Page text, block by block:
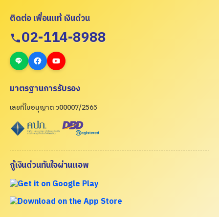
ติดต่อ เพื่อนแท้ เงินด่วน
02-114-8988
มาตรฐานการรับรอง
เลขที่ใบอนุญาต ว00007/2565
กู้เงินด่วนทันใจผ่านแอพ